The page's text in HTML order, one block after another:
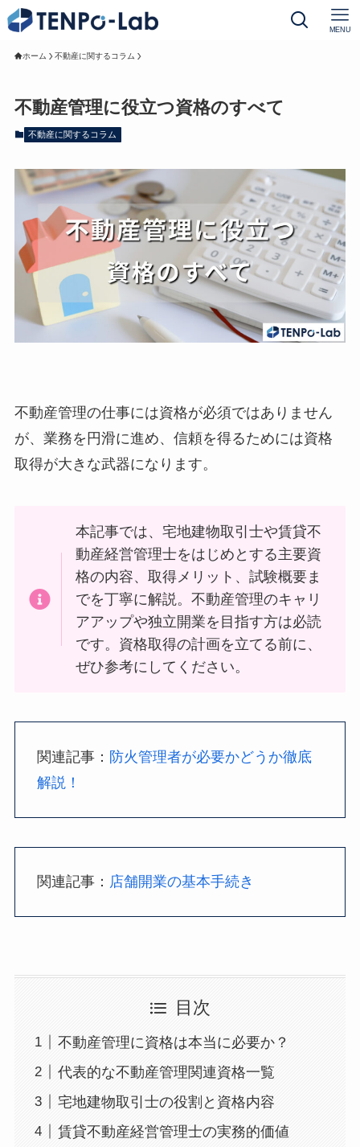
MENU
ホーム 不動産に関するコラム
不動産管理に役立つ資格のすべて
不動産に関するコラム
不動産管理の仕事には資格が必須ではありません
が、業務を円滑に進め、信頼を得るためには資格
取得が大きな武器になります。
本記事では、宅地建物取引士や賃貸不
動産経営管理士をはじめとする主要資
格の内容、取得メリット、試験概要ま
でを丁寧に解説。不動産管理のキャリ
アアップや独立開業を目指す方は必読
です。資格取得の計画を立てる前に、
ぜひ参考にしてください。
関連記事： 防火管理者が必要かどうか徹底
解説！
関連記事： 店舗開業の基本手続き
目次
不動産管理に資格は本当に必要か？
代表的な不動産管理関連資格一覧
宅地建物取引士の役割と資格内容
賃貸不動産経営管理士の実務的価値